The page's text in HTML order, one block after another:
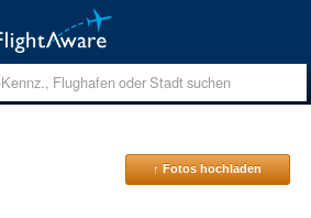
↑ Fotos hochladen